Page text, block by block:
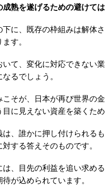
成熟を遂げるための避けて
下に、既存の枠組みは解体
す。
いて、変化に対応できない
るでしょう。
こそが、日本が再び世界の
に見えない資産を築くため
は、誰かに押し付けられる
する答えそのものです。
、目先の利益を追い求め
が込められています。